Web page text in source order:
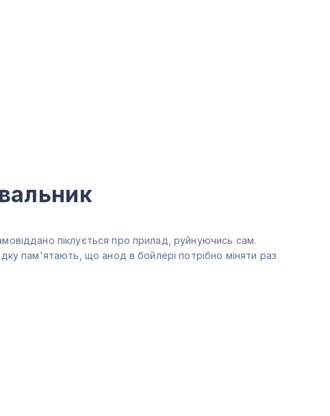
піклується про прилад, руйнуючись сам.
пам'ятають, що анод в бойлері потрібно міняти раз